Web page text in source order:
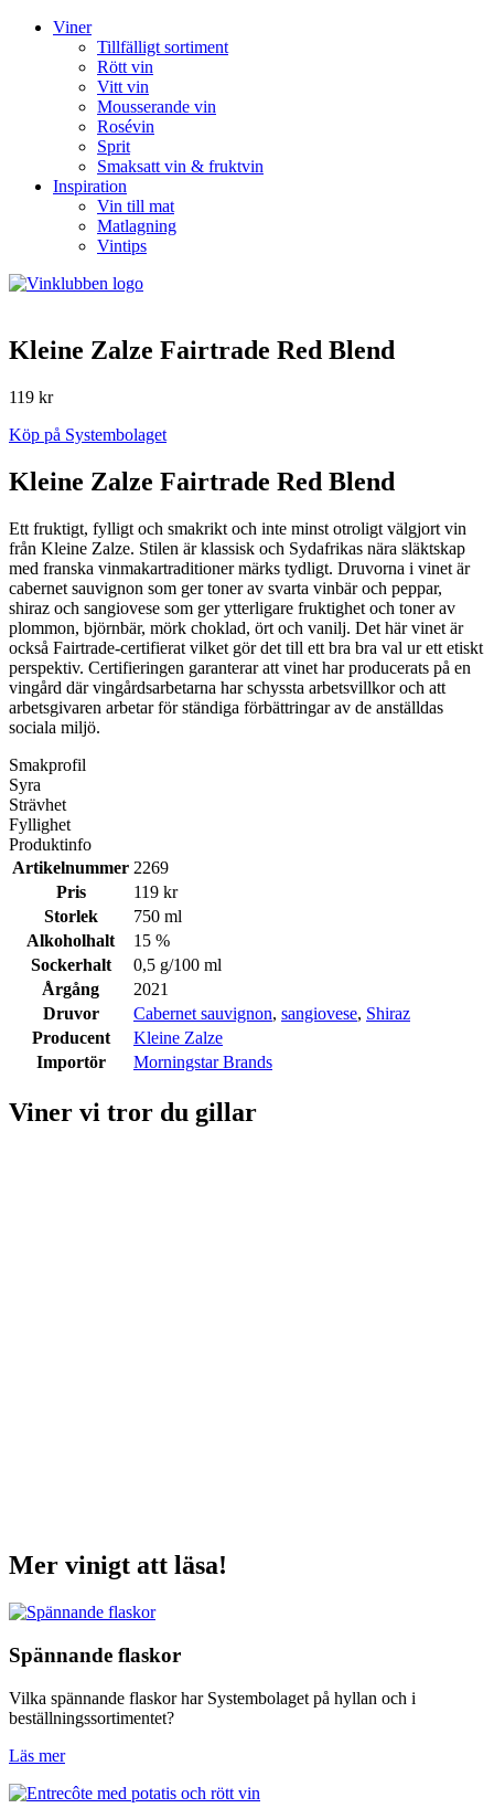
Viner
Tillfälligt sortiment
Rött vin
Vitt vin
Mousserande vin
Rosévin
Sprit
Smaksatt vin & fruktvin
Inspiration
Vin till mat
Matlagning
Vintips
Kleine Zalze Fairtrade Red Blend
119 kr
Köp på Systembolaget
Kleine Zalze Fairtrade Red Blend
Ett fruktigt, fylligt och smakrikt och inte minst otroligt välgjort vin
från Kleine Zalze. Stilen är klassisk och Sydafrikas nära släktskap
med franska vinmakartraditioner märks tydligt. Druvorna i vinet är
cabernet sauvignon som ger toner av svarta vinbär och peppar,
shiraz och sangiovese som ger ytterligare fruktighet och toner av
plommon, björnbär, mörk choklad, ört och vanilj. Det här vinet är
också Fairtrade-certifierat vilket gör det till ett bra bra val ur ett etiskt
perspektiv. Certifieringen garanterar att vinet har producerats på en
vingård där vingårdsarbetarna har schyssta arbetsvillkor och att
arbetsgivaren arbetar för ständiga förbättringar av de anställdas
sociala miljö.
Smakprofil
Syra
Strävhet
Fyllighet
Produktinfo
Artikelnummer 2269
Pris
119 kr
Storlek
750 ml
Alkoholhalt
15 %
Sockerhalt
0,5 g/100 ml
Årgång
2021
Druvor
Cabernet sauvignon, sangiovese, Shiraz
Producent
Kleine Zalze
Importör
Morningstar Brands
Viner vi tror du gillar
Mer vinigt att läsa!
Spännande flaskor
Vilka spännande flaskor har Systembolaget på hyllan och i
beställningssortimentet?
Läs mer